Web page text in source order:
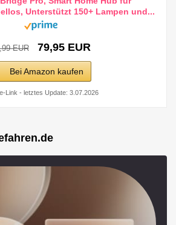
Unterstützt 150+ Lampen und...
EUR 79,95 EUR
Bei Amazon kaufen
Link - letztes Update: 3.07.2026